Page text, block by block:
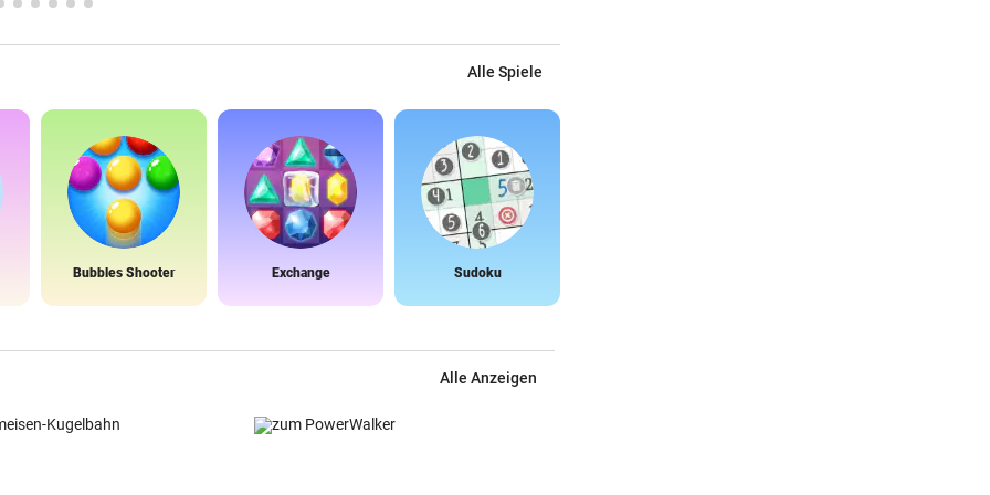
Alle Spiele
Bubbles Shooter Exchange Sudoku
Alle Anzeigen